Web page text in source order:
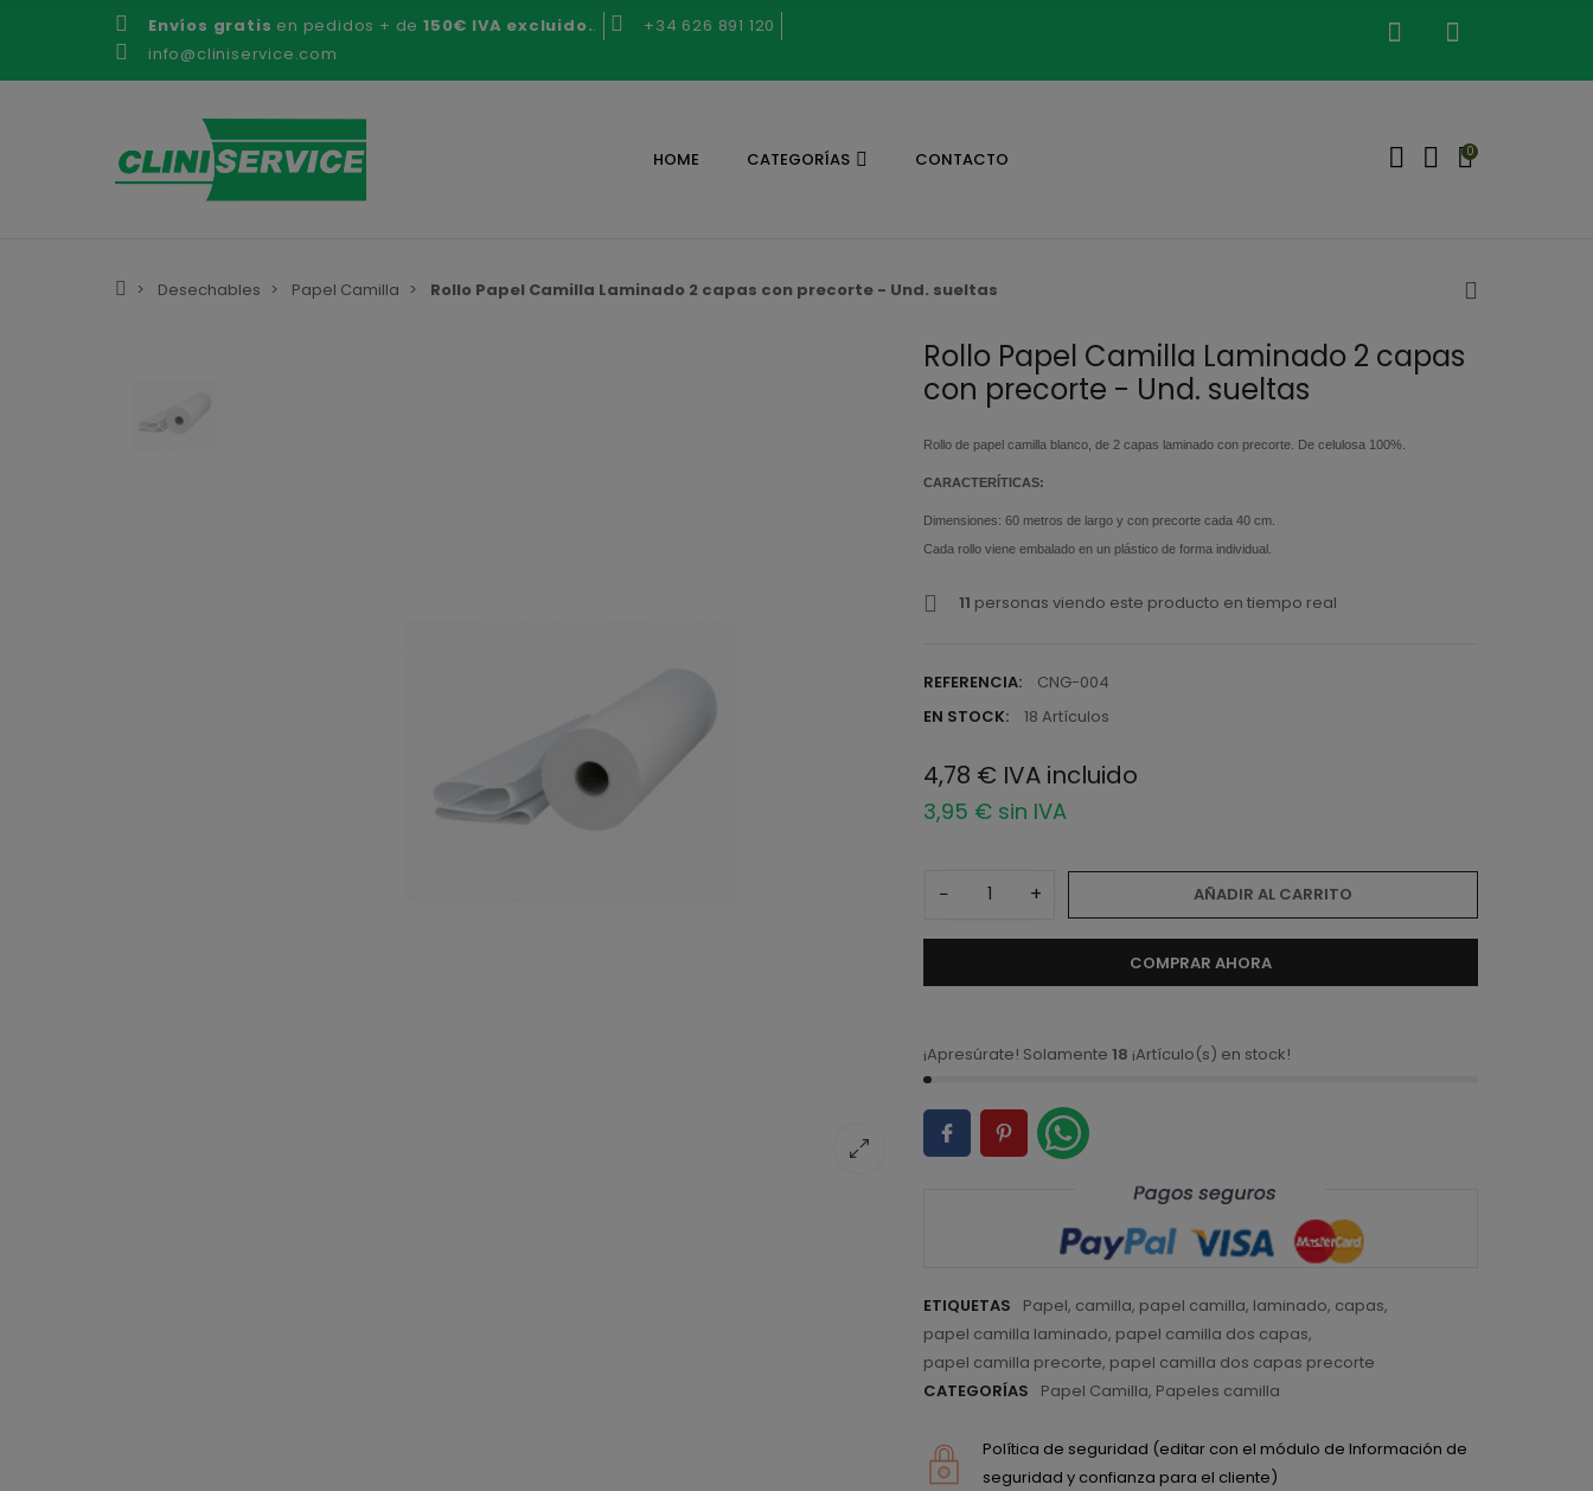
Envíos gratis en pedidos + de150€ IVA excluido..
+34 626 891 120
info@cliniservice.com
HOME CATEGORÍAS CONTACTO 0
Desechables Papel Camilla Rollo Papel Camilla Laminado 2 capas con precorte - Und. sueltas
Rollo Papel Camilla Laminado 2 capas
con precorte - Und. sueltas
Rollo de papel camilla blanco, de 2 capas laminado con precorte. De celulosa 100%.
CARACTERÍTICAS:
Dimensiones: 60 metros de largo y con precorte cada 40 cm.
Cada rollo viene embalado en un plástico de forma individual.
11 personas viendo este producto en tiempo real
REFERENCIA:
CNG-004
EN STOCK:
18 Artículos
4,78 € IVA incluido
3,95 € sin IVA
− + AÑADIR AL CARRITO
COMPRAR AHORA
¡Apresúrate! Solamente18 ¡Artículo(s) en stock!
ETIQUETAS Papel, camilla, papel camilla, laminado, capas,
papel camilla laminado, papel camilla dos capas,
papel camilla precorte, papel camilla dos capas precorte
CATEGORÍAS
Papel Camilla, Papeles camilla
Política de seguridad (editar con el módulo de Información de
seguridad y confianza para el cliente)